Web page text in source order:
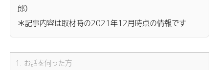
郎）
＊記事内容は取材時の2021年12月時点の情報です
1. お話を伺った方